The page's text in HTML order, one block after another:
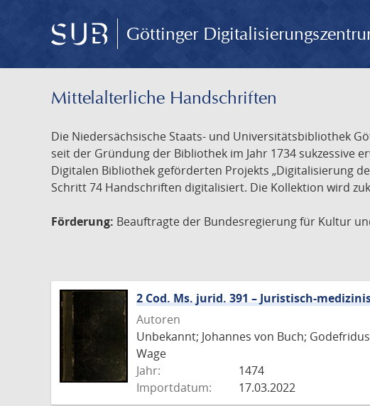
Göttinger
Mittelalterliche Handschriften
Die Niedersächsische Staats- und Universitätsbibliothek
seit der Gründung der Bibliothek im Jahr 1734 sukzessive
Digitalen Bibliothek geförderten Projekts „Digitalisierung
Schritt 74 Handschriften digitalisiert. Die Kollektion wird
Förderung: Beauftragte der Bundesregierung für Kultur
2 Cod. Ms. jurid. 391 – Juristisch-
Autoren
Unbekannt; Johannes von Buch;
Wage
Jahr:
1474
Importdatum:
17.03.2022